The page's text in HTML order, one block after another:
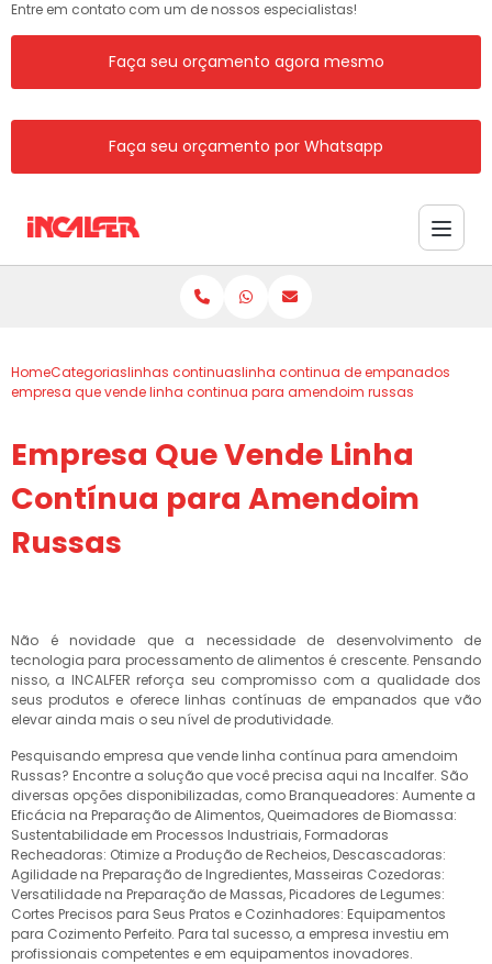
Entre em contato com um de nossos especialistas!
Faça seu orçamento agora mesmo
Faça seu orçamento por Whatsapp
HomeCategoriaslinhas continuaslinha continua de empanados
empresa que vende linha continua para amendoim russas
Empresa Que Vende Linha
Contínua para Amendoim
Russas
Não é novidade que a necessidade de desenvolvimento de
tecnologia para processamento de alimentos é crescente. Pensando
nisso, a INCALFER reforça seu compromisso com a qualidade dos
seus produtos e oferece linhas contínuas de empanados que vão
elevar ainda mais o seu nível de produtividade.
Pesquisando empresa que vende linha contínua para amendoim
Russas? Encontre a solução que você precisa aqui na Incalfer. São
diversas opções disponibilizadas, como Branqueadores: Aumente a
Eficácia na Preparação de Alimentos, Queimadores de Biomassa:
Sustentabilidade em Processos Industriais, Formadoras
Recheadoras: Otimize a Produção de Recheios, Descascadoras:
Agilidade na Preparação de Ingredientes, Masseiras Cozedoras:
Versatilidade na Preparação de Massas, Picadores de Legumes:
Cortes Precisos para Seus Pratos e Cozinhadores: Equipamentos
para Cozimento Perfeito. Para tal sucesso, a empresa investiu em
profissionais competentes e em equipamentos inovadores.